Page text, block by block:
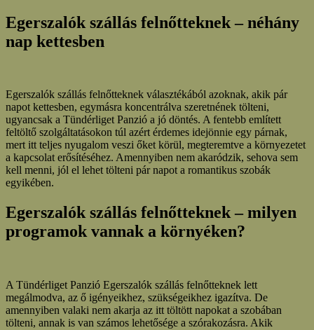
Egerszalók szállás felnőtteknek – néhány
nap kettesben
Egerszalók szállás felnőtteknek választékából azoknak, akik pár
napot kettesben, egymásra koncentrálva szeretnének tölteni,
ugyancsak a Tündérliget Panzió a jó döntés. A fentebb említett
feltöltő szolgáltatásokon túl azért érdemes idejönnie egy párnak,
mert itt teljes nyugalom veszi őket körül, megteremtve a környezetet
a kapcsolat erősítéséhez. Amennyiben nem akaródzik, sehova sem
kell menni, jól el lehet tölteni pár napot a romantikus szobák
egyikében.
Egerszalók szállás felnőtteknek – milyen
programok vannak a környéken?
A Tündérliget Panzió Egerszalók szállás felnőtteknek lett
megálmodva, az ő igényeikhez, szükségeikhez igazítva. De
amennyiben valaki nem akarja az itt töltött napokat a szobában
tölteni, annak is van számos lehetősége a szórakozásra. Akik